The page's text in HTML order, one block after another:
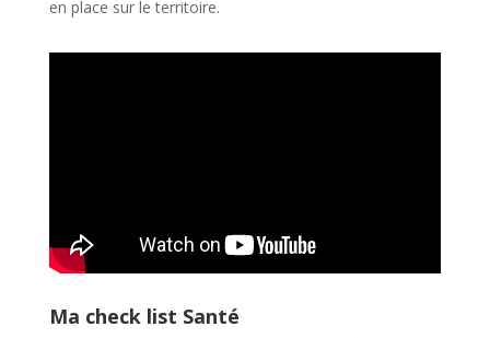
en place sur le territoire.
Ma check list Santé